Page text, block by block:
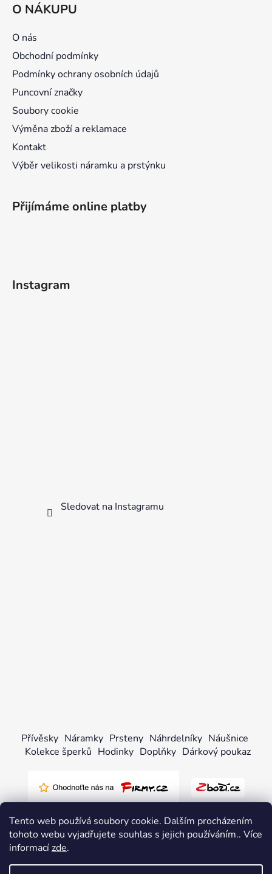
Tento web používá soubory cookie. Dalším procházením
tohoto webu vyjadřujete souhlas s jejich používáním.. Více
informacízde.
O NÁKUPU
O nás
Obchodní podmínky
Podmínky ochrany osobních údajů
Puncovní značky
Soubory cookie
Výměna zboží a reklamace
Kontakt
Výběr velikosti náramku a prstýnku
Přijímáme online platby
Instagram
Sledovat na Instagramu
Přívěsky Náramky Prsteny Náhrdelníky Náušnice
Kolekce šperků Hodinky Doplňky Dárkový poukaz